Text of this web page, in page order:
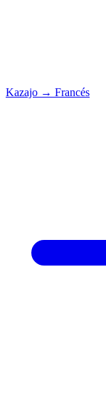
Kazajo → Francés